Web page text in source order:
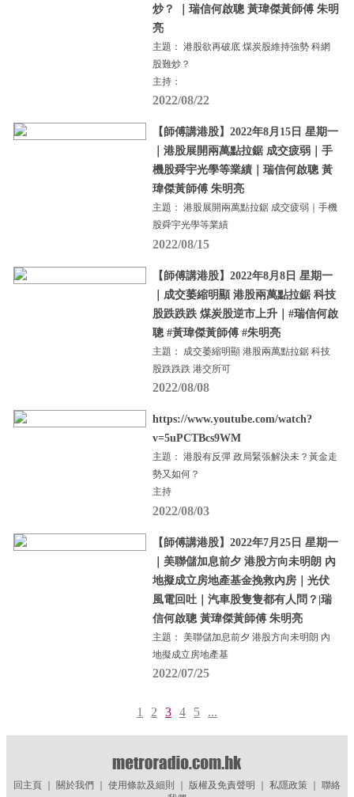
炒？ ｜瑞信何啟聰 黃瑋傑黃師傅 朱明
亮
主題： 港股欲再破底 煤炭股維持強勢 科網
股難炒？
主持：
2022/08/22
【師傅講港股】2022年8月15日 星期一
｜港股展開兩萬點拉鋸 成交疲弱｜手
機股舜宇光學等業績｜瑞信何啟聰 黃
瑋傑黃師傅 朱明亮
主題： 港股展開兩萬點拉鋸 成交疲弱｜手機
股舜宇光學等業績
2022/08/15
【師傅講港股】2022年8月8日 星期一
｜成交萎縮明顯 港股兩萬點拉鋸 科技
股跌跌跌 煤炭股逆市上升｜#瑞信何啟
聰 #黃瑋傑黃師傅 #朱明亮
主題： 成交萎縮明顯 港股兩萬點拉鋸 科技
股跌跌跌 港交所可
2022/08/08
https://www.youtube.com/watch?
v=5uPCTBcs9WM
主題： 港股有反彈 政局緊張解決未？黃金走
勢又如何？
主持
2022/08/03
【師傅講港股】2022年7月25日 星期一
｜美聯儲加息前夕 港股方向未明朗 內
地擬成立房地產基金挽救內房｜光伏
風電回吐｜汽車股隻隻都有人問？|瑞
信何啟聰 黃瑋傑黃師傅 朱明亮
主題： 美聯儲加息前夕 港股方向未明朗 內
地擬成立房地產基
2022/07/25
1 2 3 4 5 ...
回主頁｜ 關於我們 使用條款及細則 版權及免責聲明 私隱政策｜ 聯絡